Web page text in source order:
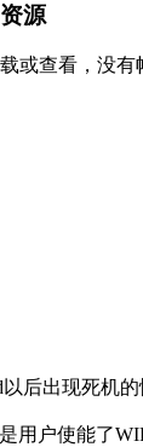
源
或查看，没有
以后出现死机
用户使能了